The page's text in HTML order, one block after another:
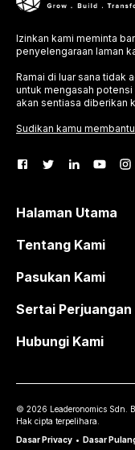
Izinkan kami meminta
penyelengaraan laman
Ramai di luar sana tidak
untuk mengasah
akan sentiasa diberikan
Sudikan kamu
Halaman Utama
Tentang Kami
Pasukan Kami
Sertai Perjuangan
Hubungi Kami
© 2026 Leaderonomics Sdn.
Hak cipta terpelihara.
Dasar Privacy • Dasar